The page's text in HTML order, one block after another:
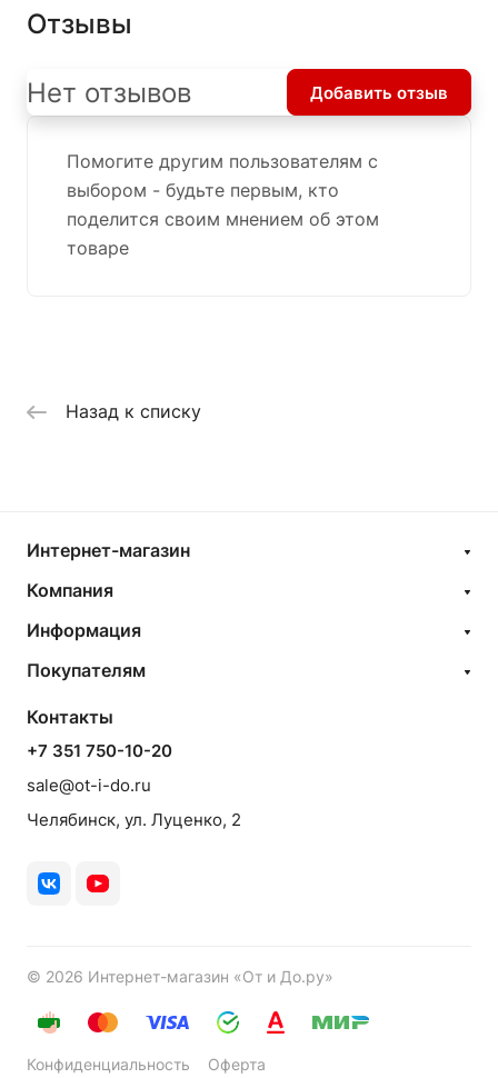
Отзывы
Помогите другим пользователям с
выбором - будьте первым, кто
поделится своим мнением об этом
товаре
Нет отзывов Добавить отзыв
Назад к списку
Интернет-магазин
Компания
Информация
Покупателям
Контакты
+7 351 750-10-20
sale@ot-i-do.ru
Челябинск, ул. Луценко, 2
© 2026 Интернет-магазин «От и До.ру»
Конфиденциальность Оферта